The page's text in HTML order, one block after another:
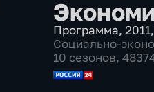
Программа, 2011,
Социально-
10 сезонов,